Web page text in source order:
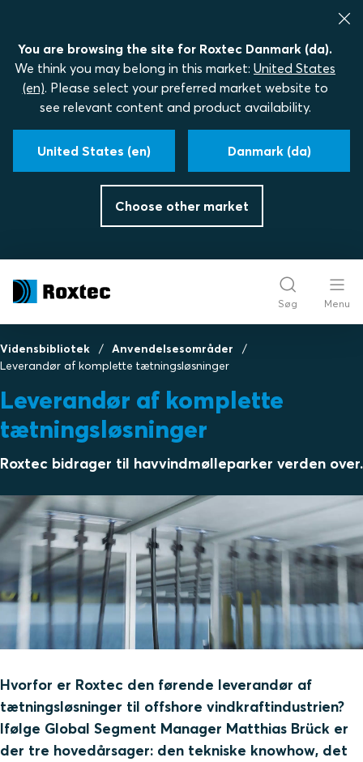
You are browsing the site for Roxtec Danmark (da).
We think you may belong in this market: United States
(en). Please select your preferred market website to
see relevant content and product availability.
United States (en) Danmark (da)
Choose other market
Søg Menu
Vidensbibliotek
Anvendelsesområder
Leverandør af komplette tætningsløsninger
Leverandør af komplette
tætningsløsninger
Roxtec bidrager til havvindmølleparker verden over.
Hvorfor er Roxtec den førende leverandør af
tætningsløsninger til offshore vindkraftindustrien?
Ifølge Global Segment Manager Matthias Brück er
der tre hovedårsager: den tekniske knowhow, det